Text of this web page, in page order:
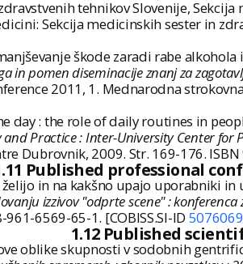
tehnikov Slovenije,
Sekcija medicinskih sester in
škode zaradi rabe
in pomen diseminacije znanj za
2011, 1. Mednarodna
day : the role of daily routines in
Practice : Inter-University Center
Dubrovnik, 2009. Str. 169-176.
Published professional
želijo in na kakšno upajo uporabniki
izzivov "odprte scene" :
6569-65-1. [COBISS.SI-ID 5076069
1.12 Published
oblike skupnosti v sodobnih